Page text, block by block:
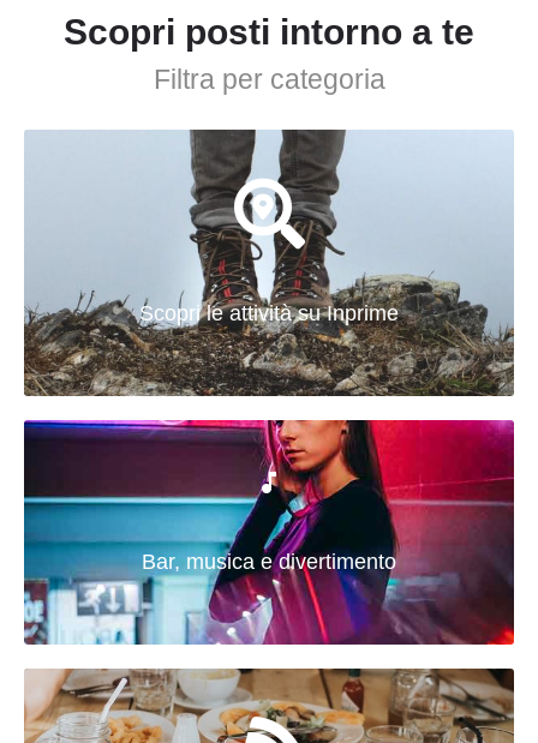
Scopri posti intorno a te
Filtra per categoria
Scopri le attività su Inprime
Bar, musica e divertimento